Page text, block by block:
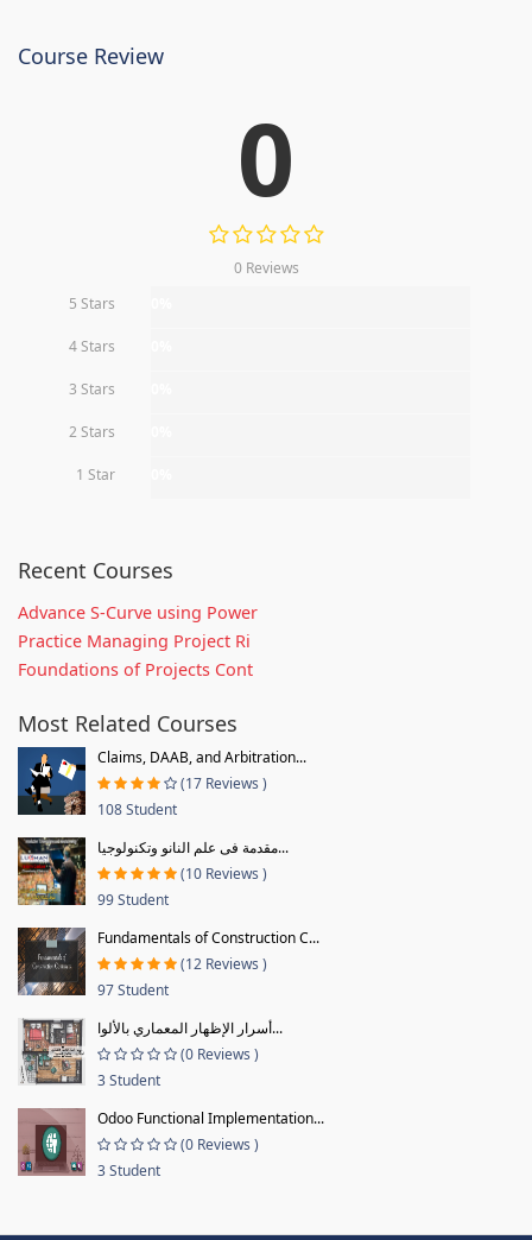
Course Review
0
0 Reviews
5 Stars
4 Stars
3 Stars
2 Stars
1 Star
Recent Courses
Advance S-Curve using Power
Practice Managing Project Ri
Foundations of Projects Cont
Most Related Courses
Claims, DAAB, and Arbitration...
(17 Reviews )
108 Student
مقدمة فى علم النانو وتكنولوجيا...
(10 Reviews )
99 Student
Fundamentals of Construction C...
(12 Reviews )
97 Student
أسرار الإظهار المعماري بالألوا...
(0 Reviews )
3 Student
Odoo Functional Implementation...
(0 Reviews )
3 Student